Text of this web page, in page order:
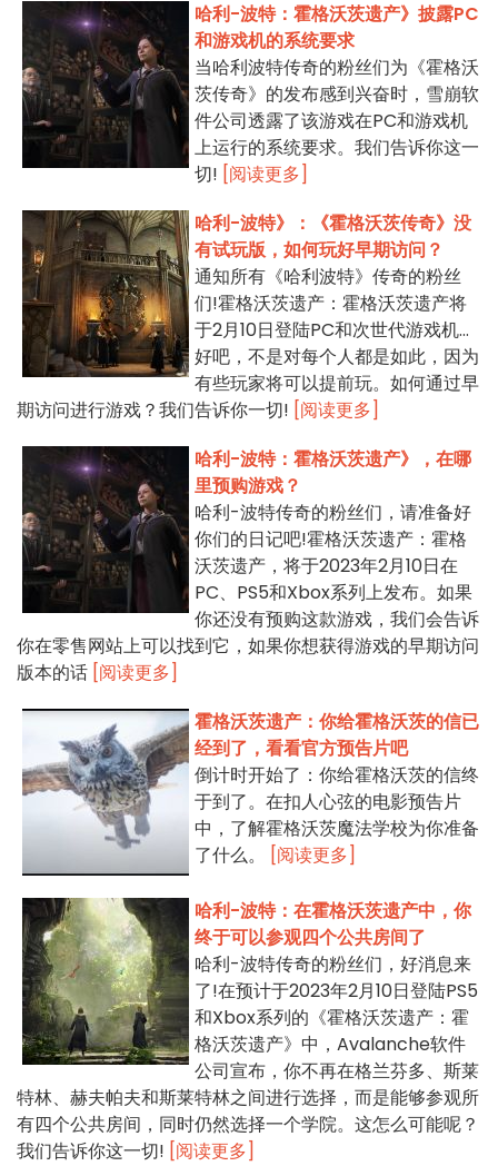
哈利-波特：霍格沃茨遗产》披露PC
和游戏机的系统要求
当哈利波特传奇的粉丝们为《霍格沃
茨传奇》的发布感到兴奋时，雪崩软
件公司透露了该游戏在PC和游戏机
上运行的系统要求。我们告诉你这一
切! [阅读更多]
哈利-波特》：《霍格沃茨传奇》没
有试玩版，如何玩好早期访问？
通知所有《哈利波特》传奇的粉丝
们!霍格沃茨遗产：霍格沃茨遗产将
于2月10日登陆PC和次世代游戏机...
好吧，不是对每个人都是如此，因为
有些玩家将可以提前玩。如何通过早
期访问进行游戏？我们告诉你一切! [阅读更多]
哈利-波特：霍格沃茨遗产》，在哪
里预购游戏？
哈利-波特传奇的粉丝们，请准备好
你们的日记吧!霍格沃茨遗产：霍格
沃茨遗产，将于2023年2月10日在
PC、PS5和Xbox系列上发布。如果
你还没有预购这款游戏，我们会告诉
你在零售网站上可以找到它，如果你想获得游戏的早期访问
版本的话 [阅读更多]
霍格沃茨遗产：你给霍格沃茨的信已
经到了，看看官方预告片吧
倒计时开始了：你给霍格沃茨的信终
于到了。在扣人心弦的电影预告片
中，了解霍格沃茨魔法学校为你准备
了什么。
[阅读更多]
哈利-波特：在霍格沃茨遗产中，你
终于可以参观四个公共房间了
哈利-波特传奇的粉丝们，好消息来
了!在预计于2023年2月10日登陆PS5
和Xbox系列的《霍格沃茨遗产：霍
格沃茨遗产》中，Avalanche软件
公司宣布，你不再在格兰芬多、斯莱
特林、赫夫帕夫和斯莱特林之间进行选择，而是能够参观所
有四个公共房间，同时仍然选择一个学院。这怎么可能呢？
我们告诉你这一切! [阅读更多]